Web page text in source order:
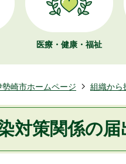
医療・健康・福祉
勢崎市ホームページ 組織から
対策関係の届